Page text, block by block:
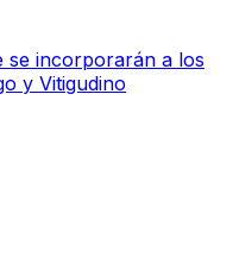
se incorporarán a los
y Vitigudino